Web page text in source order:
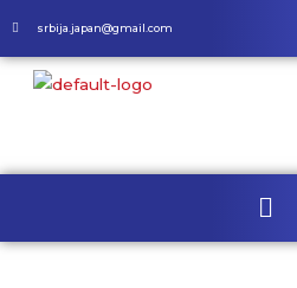
srbija.japan@gmail.com